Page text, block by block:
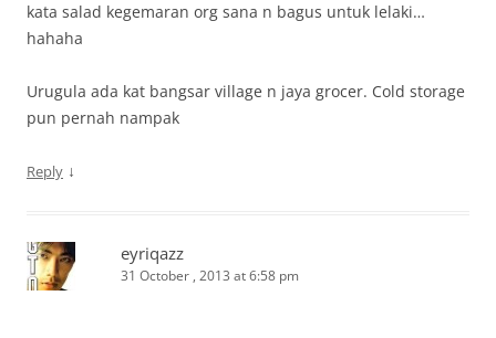
kata salad kegemaran org sana n bagus untuk lelaki…
hahaha
Urugula ada kat bangsar village n jaya grocer. Cold storage
pun pernah nampak
Reply ↓
eyriqazz
31 October , 2013 at 6:58 pm